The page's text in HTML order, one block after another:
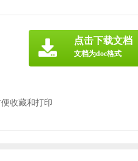
收藏和打印
点击下载文档
文档为doc格式